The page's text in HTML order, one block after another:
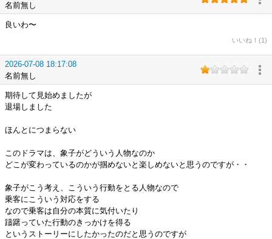
名前無し
良いわ〜
いいね！(1)
2026-07-08 18:17:08
名前無し
期待して見始めましたが
退場しました
ほんとにつまらない
このドラマは、象子がどういう人物なのか
どこが変わっているのかが掴めないと楽しめないと思うのですが・・
象子がこう考え、こういう行動をとる人物なので
乗客にこういう対応をする
なので乗客は自分の本質に気付いたり
躊躇っていた行動のきっかけを得る
というストーリーにしたかったのだと思うのですが